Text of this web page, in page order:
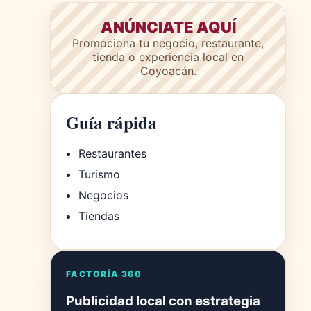
ANÚNCIATE AQUÍ
Promociona tu negocio, restaurante,
tienda o experiencia local en
Coyoacán.
Guía rápida
Restaurantes
Turismo
Negocios
Tiendas
FACTORÍA 360
Publicidad local con estrategia